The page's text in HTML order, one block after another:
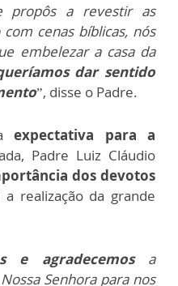
propôs a revestir as
cenas bíblicas, nós
embelezar a casa da
dar sentido
”, disse o Padre.
aexpectativa para a
Padre Luiz Cláudio
dos devotos
a realização da grande
e agradecemosa
Senhora para nos